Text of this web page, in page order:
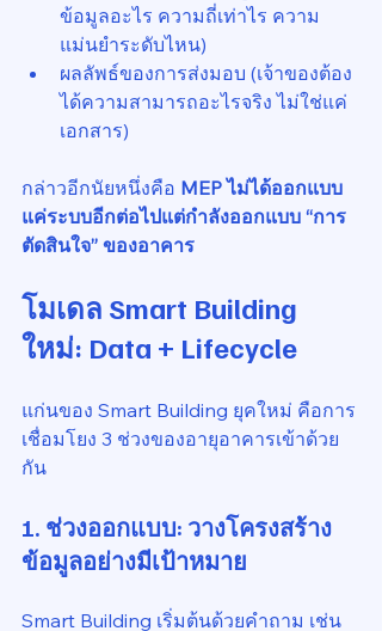
ข้อมูลอะไร ความถี่เท่าไร ความ
แม่นยำระดับไหน)
ผลลัพธ์ของการส่งมอบ (เจ้าของต้อง
ได้ความสามารถอะไรจริง ไม่ใช่แค่
เอกสาร)
กล่าวอีกนัยหนึ่งคือ MEP ไม่ได้ออกแบบ
แค่ระบบอีกต่อไปแต่กำลังออกแบบ “การ
ตัดสินใจ” ของอาคาร
โมเดล Smart Building
ใหม่: Data + Lifecycle
แก่นของ Smart Building ยุคใหม่ คือการ
เชื่อมโยง 3 ช่วงของอายุอาคารเข้าด้วย
กัน
1. ช่วงออกแบบ: วางโครงสร้าง
ข้อมูลอย่างมีเป้าหมาย
Smart Building เริ่มต้นด้วยคำถาม เช่น